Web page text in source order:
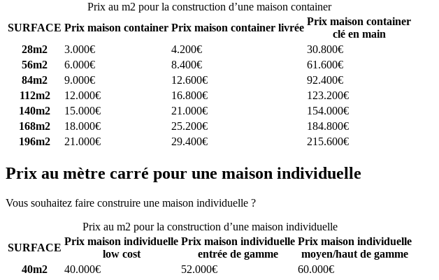
Prix au m2 pour la construction d’une maison container
SURFACE Prix maison container Prix maison container livrée
Prix maison container
clé en main
28m2
3.000€ 4.200€
30.800€
56m2
6.000€ 8.400€
61.600€
84m2
9.000€ 12.600€
92.400€
112m2
12.000€ 16.800€
123.200€
140m2
15.000€ 21.000€
154.000€
168m2
18.000€ 25.200€
184.800€
196m2
21.000€ 29.400€ 215.600€
Prix au mètre carré pour une maison individuelle
Vous souhaitez faire construire une maison individuelle ?
Prix au m2 pour la construction d’une maison individuelle
SURFACE
Prix maison individuelle
low cost
Prix maison individuelle
entrée de gamme
Prix maison individuelle
moyen/haut de gamme
40m2
40.000€ 52.000€
60.000€